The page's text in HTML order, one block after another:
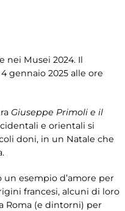
nei Musei 2024. Il
gennaio 2025 alle ore
Giuseppe Primoli e il
e orientali si
doni, in un Natale che
esempio d’amore per
francesi, alcuni di loro
Roma (e dintorni) per